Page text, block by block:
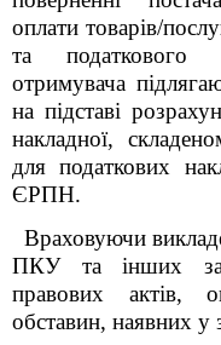
оплати товарів/
та податкового
отримувача
на підставі
накладної,
для податкових
ЄPПH.
Враховуючи
ПКУ та інших
правових актів,
обставин, наявних